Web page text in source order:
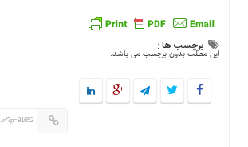
برچسب ها :
این مطلب بدون برچسب می باشد.
?p=91652